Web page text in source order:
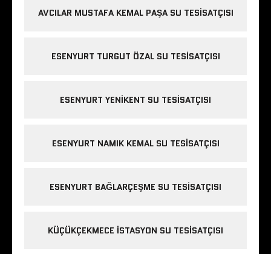
AVCILAR MUSTAFA KEMAL PAŞA SU TESISATÇISI
ESENYURT TURGUT ÖZAL SU TESISATÇISI
ESENYURT YENIKENT SU TESISATÇISI
ESENYURT NAMIK KEMAL SU TESISATÇISI
ESENYURT BAĞLARÇEŞME SU TESISATÇISI
KÜÇÜKÇEKMECE ISTASYON SU TESISATÇISI